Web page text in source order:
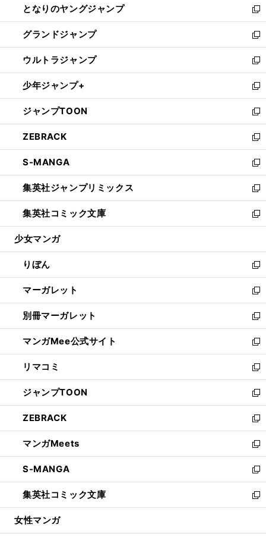
く
ド
ウ
で
開
く
ィ
ン
ド
ウ
で
開
く
い
ウ
ィ
ン
ド
ウ
で
開
く
となりのヤングジャンプ
新
し
い
ウ
ィ
ン
ド
ウ
で
開
く
グランドジャンプ
新
し
い
ウ
ィ
ン
ド
ウ
で
開
く
ウルトラジャンプ
新
し
い
ウ
ィ
ン
ド
ウ
で
開
く
少年ジャンプ+
新
し
い
ウ
ィ
ン
ド
ウ
で
開
く
ジャンプTOON
新
し
い
ウ
ィ
ン
ド
ウ
で
開
ZEBRACK
新
し
い
ウ
ィ
ン
ド
ウ
開
く
S-MANGA
新
し
い
ウ
ィ
ン
ウ
で
開
く
集英社ジャンプリミックス
新
し
い
ウ
ン
ド
ウ
で
開
く
集英社コミック文庫
新
し
ウ
ィ
ン
ド
ウ
で
開
く
少女マンガ
りぼん
新
し
い
ウ
ィ
ン
ド
ウ
で
開
く
マーガレット
新
し
い
ウ
ィ
ン
ド
ウ
で
開
く
別冊マーガレット
新
し
い
ウ
ィ
ン
ド
ウ
で
開
く
マンガMee公式サイト
新
し
い
ウ
ィ
ン
ド
ウ
で
開
く
リマコミ
新
し
い
ウ
ィ
ン
ド
ウ
で
開
く
ジャンプTOON
新
し
い
ウ
ィ
ン
ド
ウ
で
開
ZEBRACK
新
し
い
ウ
ィ
ン
ド
ウ
開
マンガMeets
新
し
い
ウ
ィ
ン
ウ
S-MANGA
新
し
い
ウ
ン
集英社コミック文庫
新
し
ウ
女性マンガ